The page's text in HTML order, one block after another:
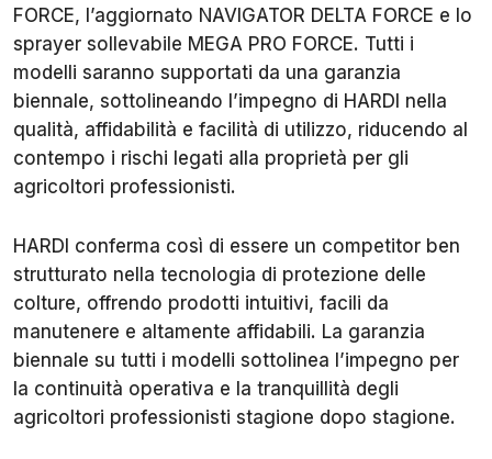
FORCE, l’aggiornato NAVIGATOR DELTA FORCE e lo
sprayer sollevabile MEGA PRO FORCE. Tutti i
modelli saranno supportati da una garanzia
biennale, sottolineando l’impegno di HARDI nella
qualità, affidabilità e facilità di utilizzo, riducendo al
contempo i rischi legati alla proprietà per gli
agricoltori professionisti.
HARDI conferma così di essere un competitor ben
strutturato nella tecnologia di protezione delle
colture, offrendo prodotti intuitivi, facili da
manutenere e altamente affidabili. La garanzia
biennale su tutti i modelli sottolinea l’impegno per
la continuità operativa e la tranquillità degli
agricoltori professionisti stagione dopo stagione.